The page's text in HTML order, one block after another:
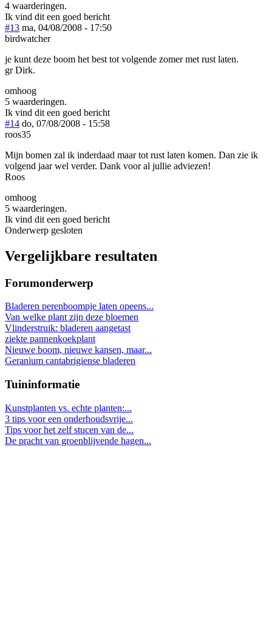
4 waarderingen.
Ik vind dit een goed bericht
#13 ma, 04/08/2008 - 17:50
birdwatcher
je kunt deze boom het best tot volgende zomer met rust laten.
gr Dirk.
omhoog
5 waarderingen.
Ik vind dit een goed bericht
#14 do, 07/08/2008 - 15:58
roos35
Mijn bomen zal ik inderdaad maar tot rust laten komen. Dan zie ik
volgend jaar wel verder. Dank voor al jullie adviezen!
Roos
omhoog
5 waarderingen.
Ik vind dit een goed bericht
Onderwerp gesloten
Vergelijkbare resultaten
Forumonderwerp
Bladeren perenboompje laten opeens...
Van welke plant zijn deze bloemen
Vlinderstruik: bladeren aangetast
ziekte pannenkoekplant
Nieuwe boom, nieuwe kansen, maar...
Geranium cantabrigiense bladeren
Tuininformatie
Kunstplanten vs. echte planten:...
3 tips voor een onderhoudsvrije...
Tips voor het zelf stucen van de...
De pracht van groenblijvende hagen...